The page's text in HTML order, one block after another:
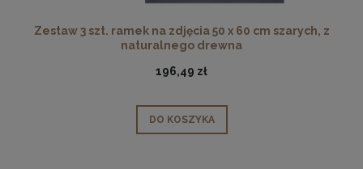
Zestaw 3 szt. ramek na zdjęcia 50 x 60 cm szarych, z
naturalnego drewna
196,49 zł
DO KOSZYKA